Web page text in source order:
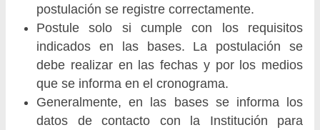
postulación se registre correctamente.
Postule solo si cumple con los requisitos
indicados en las bases. La postulación se
debe realizar en las fechas y por los medios
que se informa en el cronograma.
Generalmente, en las bases se informa los
datos de contacto con la Institución para